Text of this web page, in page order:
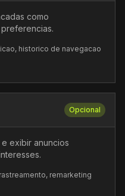
como
historico de navegacao
Opcional
exibir anuncios
remarketing